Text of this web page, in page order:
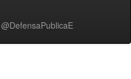
@DefensaPublicaE